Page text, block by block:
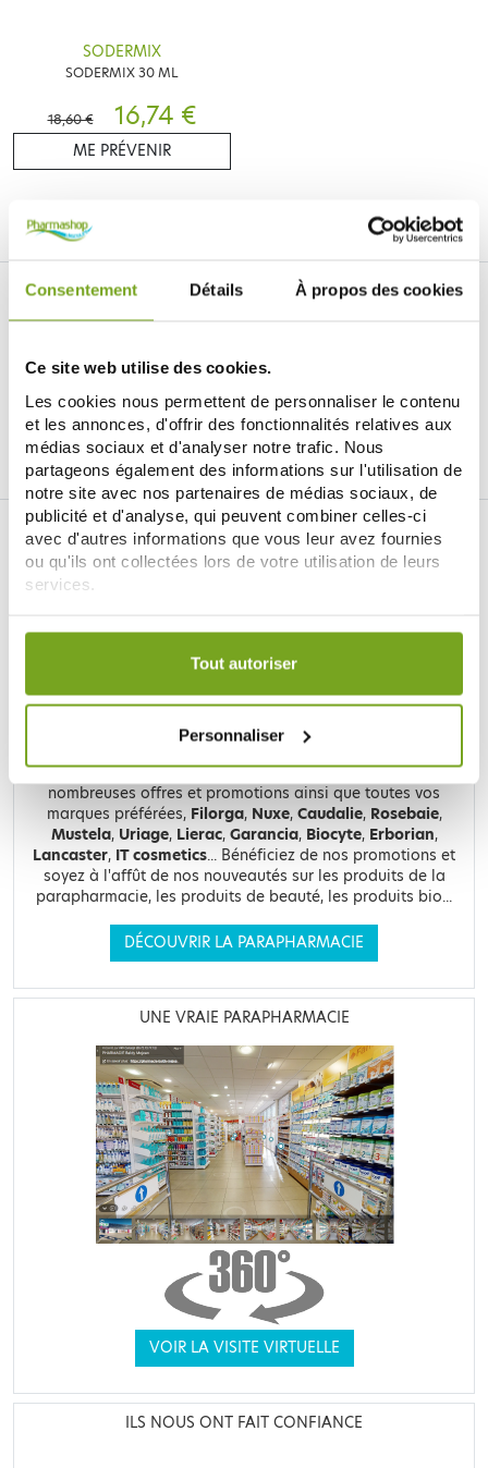
Consentement Détails À propos des cookies
Ce site web utilise des cookies.
Les cookies nous permettent de personnaliser le contenu
et les annonces, d'offrir des fonctionnalités relatives aux
médias sociaux et d'analyser notre trafic. Nous
partageons également des informations sur l'utilisation de
notre site avec nos partenaires de médias sociaux, de
publicité et d'analyse, qui peuvent combiner celles-ci
avec d'autres informations que vous leur avez fournies
ou qu'ils ont collectées lors de votre utilisation de leurs
services.
Votre choix de consentement est conservé pendant une
Tout autoriser
Personnaliser
SODERMIX
SODERMIX 30 ML
18,60 € 16,74 €
ME PRÉVENIR
Je souhaite m'inscrire à la newsletter
Facebook Instagram Pinterest
LA PARAPHARMACIE EN LIGNE BALDY
MÉJEAN
Retrouvez plus de20 000 référencesà prix discount, de
nombreuses offres et promotions ainsi que toutes vos
marques préférées, Filorga, Nuxe, Caudalie, Rosebaie,
Mustela, Uriage, Lierac, Garancia, Biocyte, Erborian,
Lancaster, IT cosmetics... Bénéficiez de nos promotions et
soyez à l'affût de nos nouveautés sur les produits de la
parapharmacie, les produits de beauté, les produits bio...
DÉCOUVRIR LA PARAPHARMACIE
UNE VRAIE PARAPHARMACIE
VOIR LA VISITE VIRTUELLE
ILS NOUS ONT FAIT CONFIANCE